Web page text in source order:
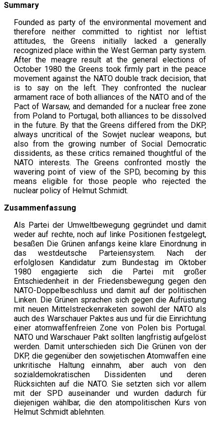
Summary
Founded as party of the environmental movement and
therefore neither committed to rightist nor leftist
attitudes, the Greens initially lacked a generally
recognized place within the West German party system.
After the meagre result at the general elections of
October 1980 the Greens took firmly part in the peace
movement against the NATO double track decision, that
is to say on the left. They confronted the nuclear
armament race of both alliances of the NATO and of the
Pact of Warsaw, and demanded for a nuclear free zone
from Poland to Portugal, both alliances to be dissolved
in the future. By that the Greens differed from the DKP,
always uncritical of the Sowjet nuclear weapons, but
also from the growing number of Social Democratic
dissidents, as these critics remained thoughtful of the
NATO interests. The Greens confronted mostly the
wavering point of view of the SPD, becoming by this
means eligible for those people who rejected the
nuclear policy of Helmut Schmidt.
Zusammenfassung
Als Partei der Umweltbewegung gegründet und damit
weder auf rechte, noch auf linke Positionen festgelegt,
besaßen Die Grünen anfangs keine klare Einordnung in
das westdeutsche Parteiensystem. Nach der
erfolglosen Kandidatur zum Bundestag im Oktober
1980 engagierte sich die Partei mit großer
Entschiedenheit in der Friedensbewegung gegen den
NATO-Doppelbeschluss und damit auf der politischen
Linken. Die Grünen sprachen sich gegen die Aufrüstung
mit neuen Mittelstreckenraketen sowohl der NATO als
auch des Warschauer Paktes aus und für die Einrichtung
einer atomwaffenfreien Zone von Polen bis Portugal.
NATO und Warschauer Pakt sollten langfristig aufgelöst
werden. Damit unterschieden sich Die Grünen von der
DKP, die gegenüber den sowjetischen Atomwaffen eine
unkritische Haltung einnahm, aber auch von den
sozialdemokratischen Dissidenten und deren
Rücksichten auf die NATO. Sie setzten sich vor allem
mit der SPD auseinander und wurden dadurch für
diejenigen wählbar, die den atompolitischen Kurs von
Helmut Schmidt ablehnten.